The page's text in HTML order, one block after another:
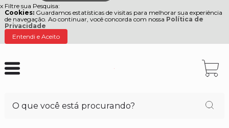
x Filtre sua Pesquisa:
Cookies: Guardamos estatísticas de visitas para melhorar sua experiência
de navegação. Ao continuar, você concorda com nossa Política de
Privacidade
Entendi e Aceito